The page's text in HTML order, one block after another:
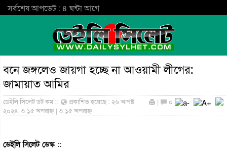
সর্বশেষ আপডেট : ৪ ঘন্টা আগে
বনে জঙ্গলেও জায়গা হচ্ছে না আওয়ামী লীগের:
জামায়াত আমির
ডেইলি সিলেট ডট কম ::
প্রকাশিত হয়েছে : ২৬ আগষ্ট
২০২৪, ৩:১৫ অপরাহ্ন | ৩:১৫ অপরাহ্ন
| ০
ডেইলি সিলেট ডেস্ক ::